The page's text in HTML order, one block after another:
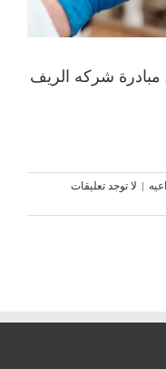
مبادرة شركه الريف
| لا توجد تعليقات